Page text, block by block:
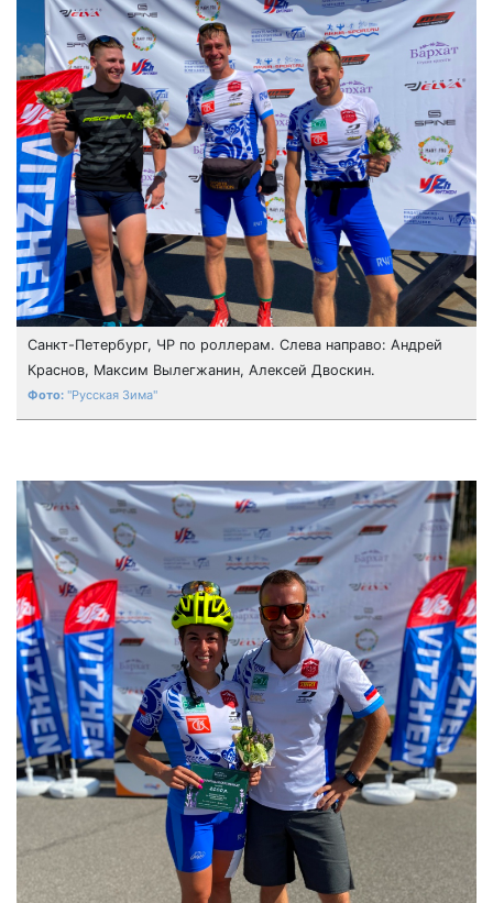
Санкт-Петербург, ЧР по роллерам. Слева направо: Андрей
Краснов, Максим Вылегжанин, Алексей Двоскин.
"Русская Зима"